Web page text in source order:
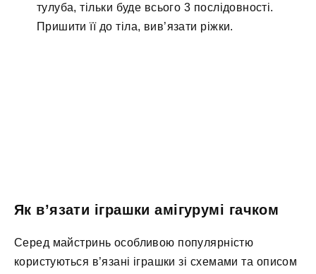
тулуба, тільки буде всього 3 послідовності.
Пришити її до тіла, вив’язати ріжки.
Як в’язати іграшки амігурумі гачком
Серед майстринь особливою популярністю
користуються в’язані іграшки зі схемами та описом